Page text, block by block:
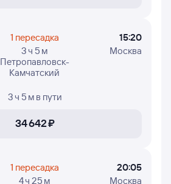
1 пересадка
3 ч 5 м
Петропавловск-
Камчатский
15:20
Москва
3 ч 5 м в пути
34 ⁠642 ⁠₽
1 пересадка
4 ч 25 м
20:05
Москва